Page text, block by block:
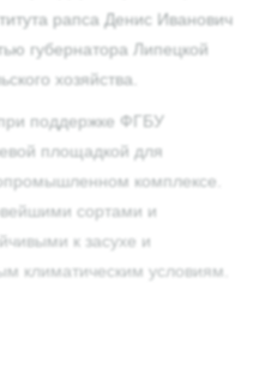
рапса Денис Иванович
губернатора Липецкой
хозяйства.
поддержке ФГБУ
площадкой для
комплексе.
сортами и
к засухе и
климатическим условиям.